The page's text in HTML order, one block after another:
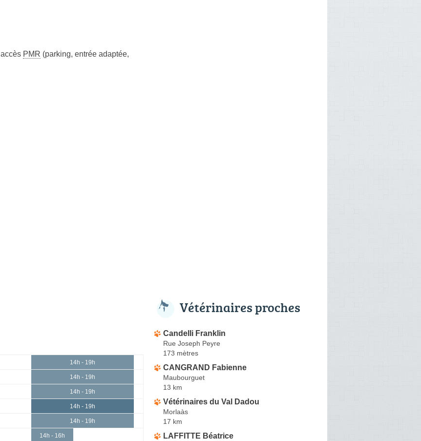
accès PMR (parking, entrée adaptée,
14h - 19h
14h - 19h
14h - 19h
14h - 19h
14h - 19h
14h - 16h
Vétérinaires proches
Candelli Franklin
Rue Joseph Peyre
173 mètres
CANGRAND Fabienne
Maubourguet
13 km
Vétérinaires du Val Dadou
Morlaàs
17 km
LAFFITTE Béatrice